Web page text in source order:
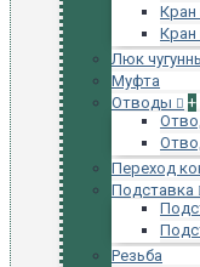
Люк
Муфта
Отводы
+
Переход
Подставка
Резьба